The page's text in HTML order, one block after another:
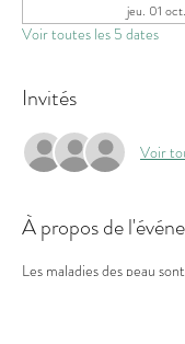
jeu. 01
Voir toutes les 5 dates
Invités
Voir
À propos de
Les maladies des peau